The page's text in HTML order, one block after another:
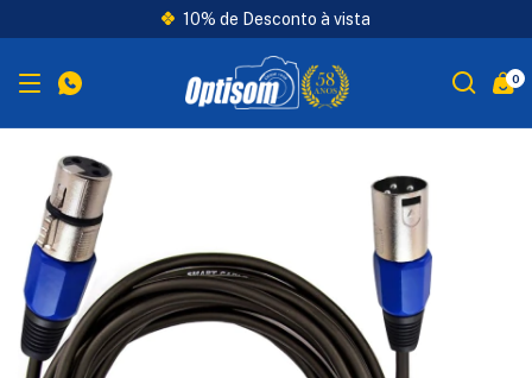
10% de Desconto à vista
0